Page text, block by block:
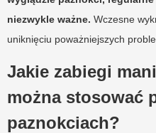
niezwykle ważne. Wczesne
uniknięciu poważniejszych
Jakie zabiegi
można stosować
paznokciach?